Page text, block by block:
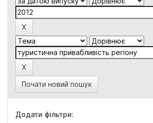
Почати новий пошук
Додати фільтри: